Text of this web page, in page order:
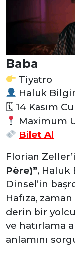
Baba
Tiyatro
Haluk
🗓 14 Kasım
Maximum
Bilet Al
Florian
Père)”, Haluk
Dinsel’in
Hafıza,
derin bir
ve hatırlama
anlamını